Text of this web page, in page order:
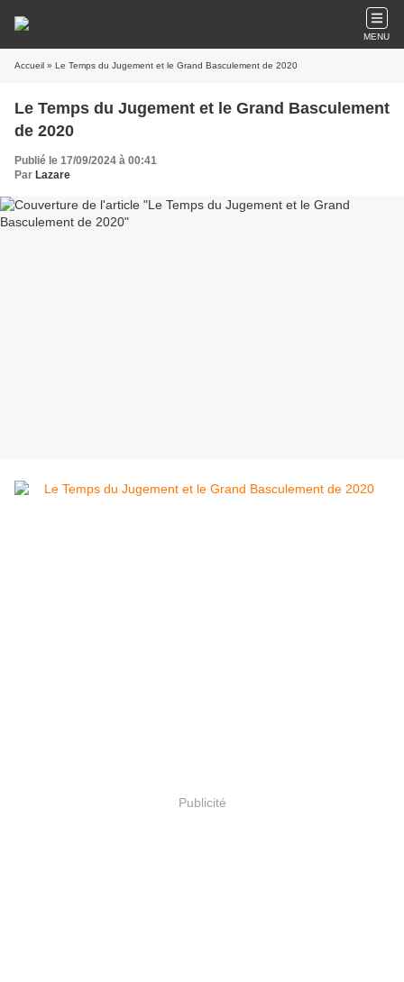
MENU
Accueil » Le Temps du Jugement et le Grand Basculement de 2020
Le Temps du Jugement et le Grand Basculement
de 2020
Publié le 17/09/2024 à 00:41
Par Lazare
Publicité